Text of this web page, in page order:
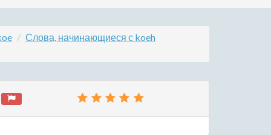
Слова, начинающиеся с koeh